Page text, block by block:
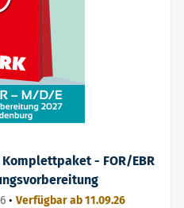
- FOR/EBR
• Verfügbar ab 11.09.26